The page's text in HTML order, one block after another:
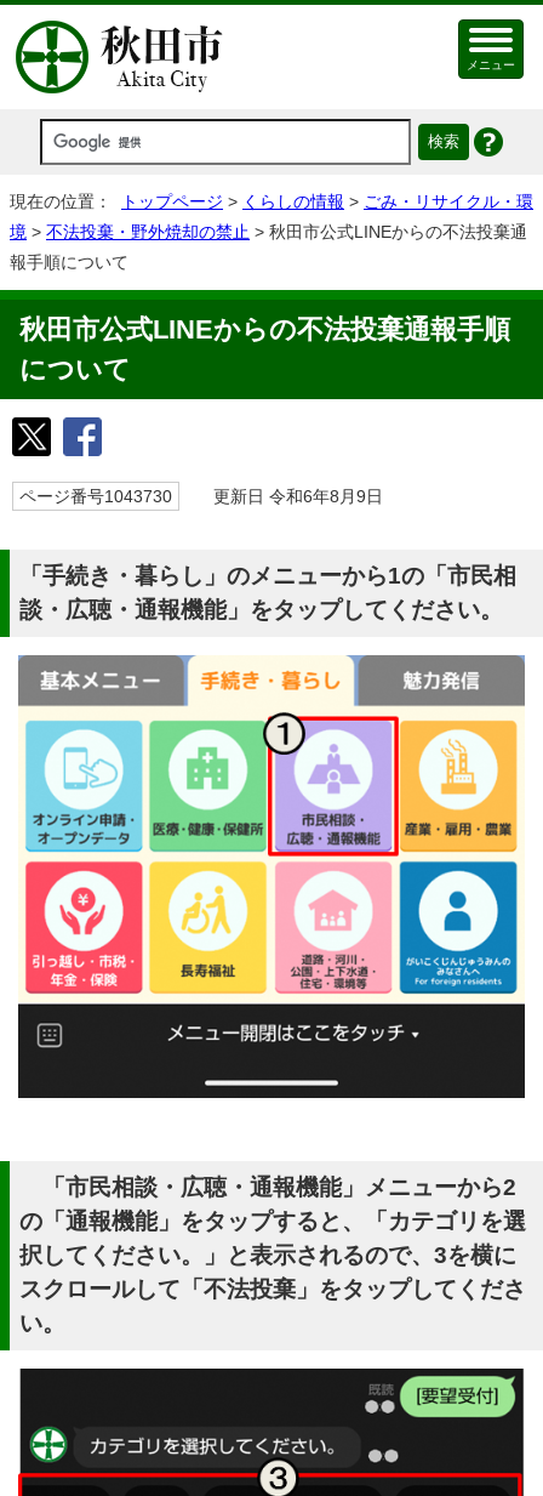
メニュー
現在の位置： トップページ > くらしの情報 > ごみ・リサイクル・環
境 > 不法投棄・野外焼却の禁止 > 秋田市公式LINEからの不法投棄通
報手順について
秋田市公式LINEからの不法投棄通報手順
について
ページ番号1043730 更新日 令和6年8月9日
「手続き・暮らし」のメニューから1の「市民相
談・広聴・通報機能」をタップしてください。
「市民相談・広聴・通報機能」メニューから2
の「通報機能」をタップすると、「カテゴリを選
択してください。」と表示されるので、3を横に
スクロールして「不法投棄」をタップしてくださ
い。